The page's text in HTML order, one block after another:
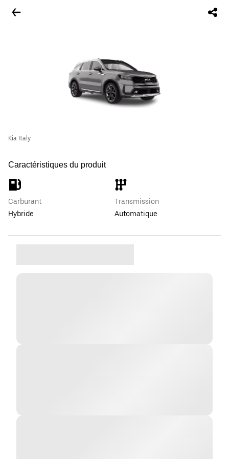
Kia Italy
Caractéristiques du produit
Carburant
Hybride
Transmission
Automatique